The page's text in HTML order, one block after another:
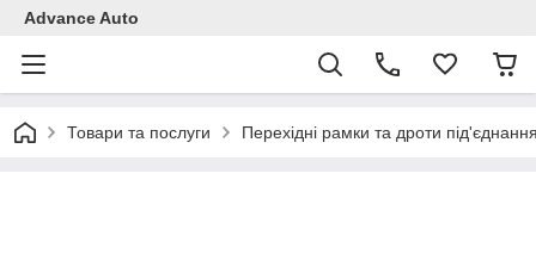
Advance Auto
Товари та послуги Перехідні рамки та дроти